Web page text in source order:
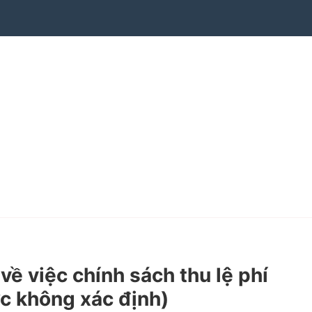
việc chính sách thu lệ phí
không xác định)